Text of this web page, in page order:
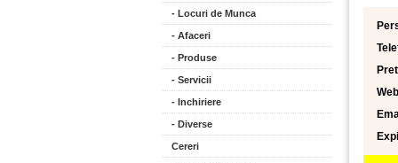
- Locuri de Munca
- Afaceri
- Produse
- Servicii
- Inchiriere
- Diverse
Cereri